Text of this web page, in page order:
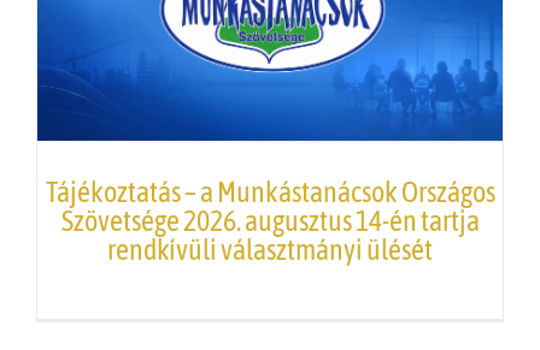
Tájékoztatás – a Munkástanácsok Országos
Szövetsége 2026. augusztus 14-én tartja
rendkívüli választmányi ülését